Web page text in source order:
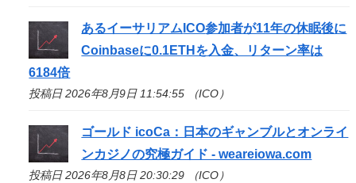
あるイーサリアム ICO参加者が11年の休眠後に
Coinbaseに0.1ETHを入金、リターン率は
6184倍
投稿日 2026年8月9日 11:54:55 （ICO）
ゴールド icoCa：日本のギャンブルとオンライ
ンカジノの究極ガイド - weareiowa.com
投稿日 2026年8月8日 20:30:29 （ICO）